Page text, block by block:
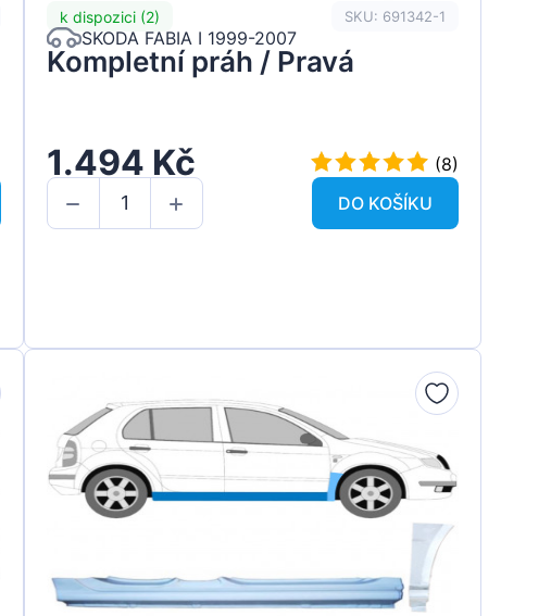
k dispozici (2) SKU: 691342-1
SKODA FABIA I 1999-2007
Kompletní práh / Pravá
1.494 Kč
(8)
DO KOŠÍKU